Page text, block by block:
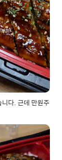
다. 근데 만원주